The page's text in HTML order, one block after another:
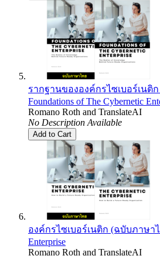
รากฐานขององค์กรไซเบอร์เนติ
Foundations of The Cybernetic
Romano Roth and TranslateAI
No Description Available
Add to Cart
องค์กรไซเบอร์เนติก (ฉบับภาษาไ
Enterprise
Romano Roth and TranslateAI